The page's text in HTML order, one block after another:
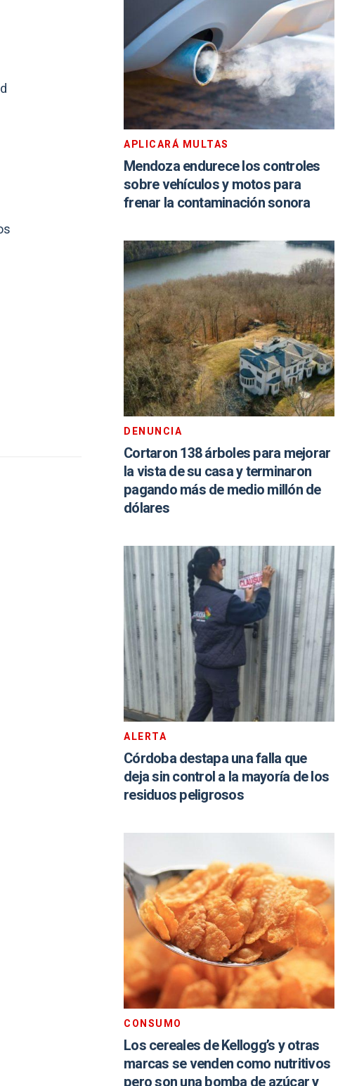
APLICARÁ MULTAS
Mendoza endurece los controles
sobre vehículos y motos para
frenar la contaminación sonora
DENUNCIA
Cortaron 138 árboles para mejorar
la vista de su casa y terminaron
pagando más de medio millón de
dólares
ALERTA
Córdoba destapa una falla que
deja sin control a la mayoría de los
residuos peligrosos
CONSUMO
Los cereales de Kellogg’s y otras
marcas se venden como nutritivos